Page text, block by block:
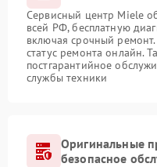
Сервисный центр Miele
всей РФ, бесплатную
включая срочный
статус ремонта онлайн.
постгарантийное
службы техники
Оригинальные
безопасное